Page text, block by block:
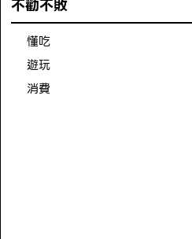
不勸不敗
懂吃
遊玩
消費